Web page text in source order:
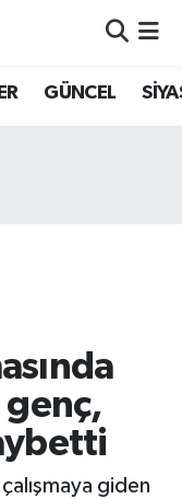
GÜNCEL
genç,
giden